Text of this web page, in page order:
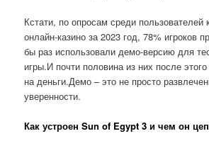
Кстати, по опросам среди пользователей
онлайн-казино за 2023 год, 78% игроков
бы раз использовали демо-версию для
игры.И почти половина из них после
на деньги.Демо – это не просто
уверенности.
Как устроен Sun of Egypt 3 и чем он